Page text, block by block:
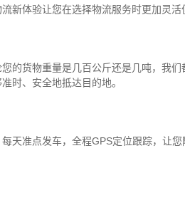
新体验让您在选择物流服务时更加灵活
的货物重量是几百公斤还是几吨，我们
时、安全地抵达目的地。
天准点发车，全程GPS定位跟踪，让